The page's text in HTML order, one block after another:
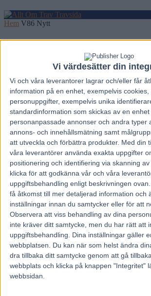
Vi värdesätter din
Vi och våra leverantorer lagrar och/eller får
information på en enhet, exempelvis
personuppgifter, exempelvis unika
standardinformation som skickas av en
personanpassade annonser och andra typer
annons- och innehållsmätning samt
att utveckla och förbättra produkter. Med din
våra leverantörer använda exakta uppgifter
positionering och identifiering via skanning
klicka för att godkänna vår och våra
uppgiftsbehandling enligt beskrivningen
få åtkomst till mer detaljerad information och
inställningar innan du samtycker eller för att
Observera att viss behandling av dina
inte kräver ditt samtycke, men du har rätt att
uppgiftsbehandling. Dina inställningar gäller
webbplatsen. Du kan när som helst ändra
dra tillbaka ditt samtycke genom att gå
webbplats och klicka på knappen "Integritet"
webbsidan.
Hem V86 Nytt
Inför V86: Bussige Bruce
8 december, 2025
114
En långklivad och bussig hingst som
Per Lennartsson har stor tro på treårige Bruce
Eskilstunatränaren ser fram emot uppgiften i
reservationerna finns där.
– Han har helt klart farten som krävs för att
men med såna här orutinerade hästar vet man
Solvallaseriens lägsta klass för hästar med upp
går som den tredje avdelningen på V86® på
Jonathan Barduns fyraåring 3 Blyger
och blir favorit och där bakom skuggar Per
Braylonsom vunnit tre av åtta lopp under sin
Utstrålningen är det inget fel på. Treåringen är
ställer dock till det ibland och senast
som hårt betrodd på Solvalla.
– Han har gjort nästan allt rätt hela tiden men
bilen släppte. Vräkte i galopp helt enkelt. Han
ihop benen. Då lade bort 30–40 meter och gick